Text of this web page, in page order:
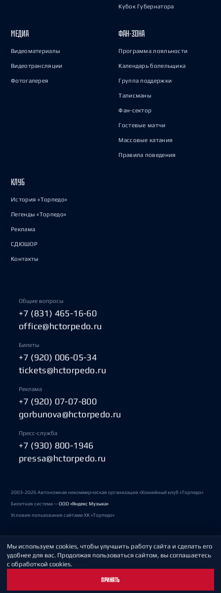
Кубок Губернатора
МЕДИА
Видеоматериалы
Видеотрансляции
Фотогалерея
ФАН-ЗОНА
Программа лояльности
Календарь болельщика
Группа поддержки
Талисманы
Фан-сектор
Гостевые матчи
Массовые катания
Правила поведения
КЛУБ
История «Торпедо»
Легенды «Торпедо»
Реклама
СДЮШОР
Контакты
Общие вопросы
+7 (831) 465-16-60
office@hctorpedo.ru
Билеты
+7 (920) 006-05-34
tickets@hctorpedo.ru
Реклама
+7 (920) 07-07-800
gorbunova@hctorpedo.ru
Пресс-служба
+7 (930) 800-1946
pressa@hctorpedo.ru
2003-2026 Автономная некоммерческая организация «Хоккейный клуб «Торпедо»
Билетная система —ООО «Яндекс Музыка»
Условия пользования сайтами ХК «Торпедо»
Политика обработки персональных данных
Пользовательское соглашение
Мы используем cookies, чтобы улучшить работу сайта и сделать его
удобнее для вас. Продолжая пользоваться сайтом, вы соглашаетесь
с обработкой cookies.
ПРИНЯТЬ